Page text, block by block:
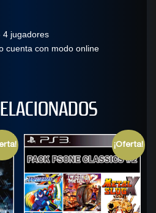
4 jugadores
cuenta con modo online
¡Oferta!